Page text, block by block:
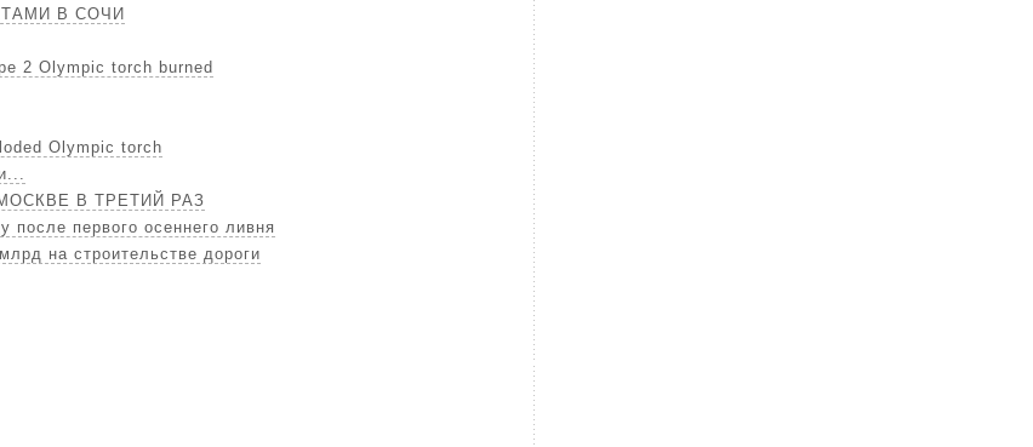
В СОЧИ
2 Olympic torch burned
Olympic torch
В ТРЕТИЙ РАЗ
после первого осеннего ливня
на строительстве дороги